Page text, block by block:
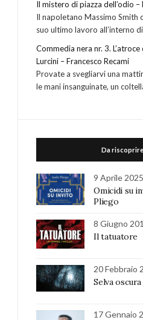
Il mistero di piazza dell’odio –
Il napoletano Massimo Smith
suo ultimo lavoro all’interno
Commedia nera nr. 3.
Lurcini – Francesco Recami
Provate a svegliarvi una
le mani insanguinate, un
Da riscoprire
9 Aprile 2025
Omicidi su
Pliego
8 Giugno
Il tatuatore
20 Febbraio
Selva oscura
17 Gennaio